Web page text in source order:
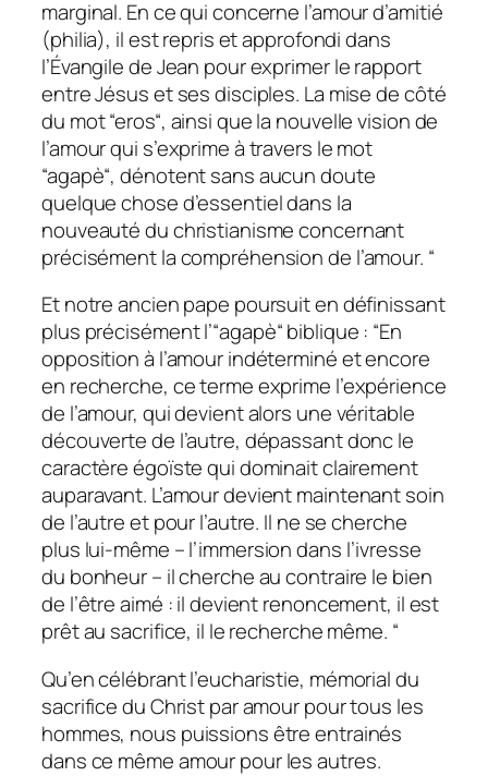
marginal. En ce qui concerne l’amour d’amitié
(philia), il est repris et approfondi dans
l’Évangile de Jean pour exprimer le rapport
entre Jésus et ses disciples. La mise de côté
du mot “eros“, ainsi que la nouvelle vision de
l’amour qui s’exprime à travers le mot
“agapè“, dénotent sans aucun doute
quelque chose d’essentiel dans la
nouveauté du christianisme concernant
précisément la compréhension de l’amour. “
Et notre ancien pape poursuit en définissant
plus précisément l’“agapè“ biblique : “En
opposition à l’amour indéterminé et encore
en recherche, ce terme exprime l’expérience
de l’amour, qui devient alors une véritable
découverte de l’autre, dépassant donc le
caractère égoïste qui dominait clairement
auparavant. L’amour devient maintenant soin
de l’autre et pour l’autre. Il ne se cherche
plus lui-même – l’immersion dans l’ivresse
du bonheur – il cherche au contraire le bien
de l’être aimé : il devient renoncement, il est
prêt au sacrifice, il le recherche même. “
Qu’en célébrant l’eucharistie, mémorial du
sacrifice du Christ par amour pour tous les
hommes, nous puissions être entrainés
dans ce même amour pour les autres.